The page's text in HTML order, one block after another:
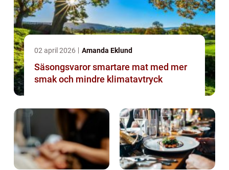
02 april 2026 Amanda Eklund
Säsongsvaror smartare mat med mer
smak och mindre klimatavtryck